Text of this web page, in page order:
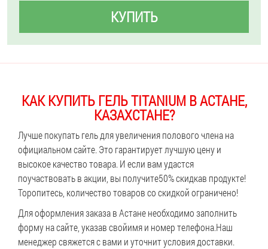
КУПИТЬ
КАК КУПИТЬ ГЕЛЬ TITANIUM В АСТАНЕ,
КАЗАХСТАНЕ?
Лучше покупать гель для увеличения полового члена на
официальном сайте. Это гарантирует лучшую цену и
высокое качество товара. И если вам удастся
поучаствовать в акции, вы получите50% скидкав продукте!
Торопитесь, количество товаров со скидкой ограничено!
Для оформления заказа в Астане необходимо заполнить
форму на сайте, указав свойимя и номер телефона.Наш
менеджер свяжется с вами и уточнит условия доставки.